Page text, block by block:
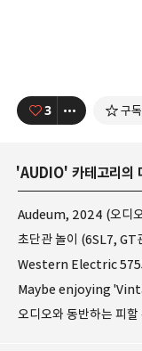
3 구
'AUDIO' 카테고리의
Audeum, 2024 (오디
초단관 놀이 (6SL7, GT
Western Electric
Maybe enjoying
오디오와 동반하는 피